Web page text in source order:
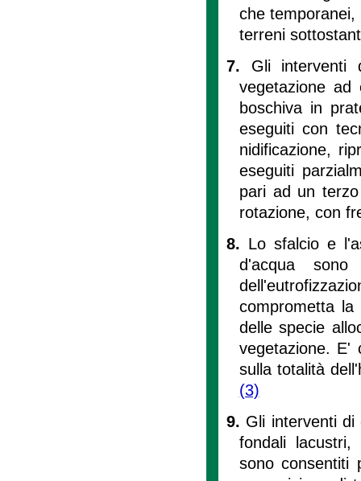
che
terreni
7. Gli interventi
vegetazione ad
boschiva in
eseguiti con
nidificazione,
eseguiti
pari ad un
rotazione, con
8. Lo sfalcio e
d'acqua
comprometta la
delle specie
vegetazione. E'
sulla totalità
(3)
9. Gli interventi
fondali lacustri,
sono consentiti